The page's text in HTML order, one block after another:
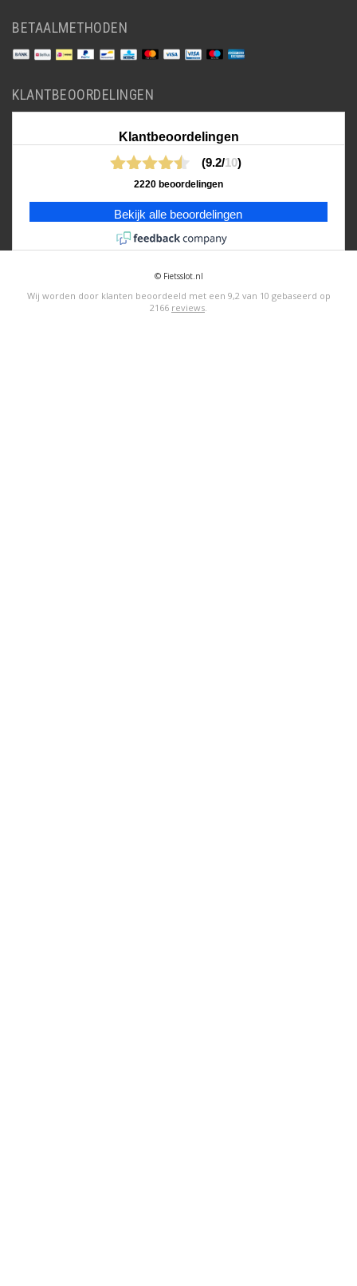
BETAALMETHODEN
KLANTBEOORDELINGEN
Klantbeoordelingen
(9.2/10)
2220 beoordelingen
Bekijk alle beoordelingen
© Fietsslot.nl
Wij worden door klanten beoordeeld met een 9,2 van 10 gebaseerd op
2166 reviews.